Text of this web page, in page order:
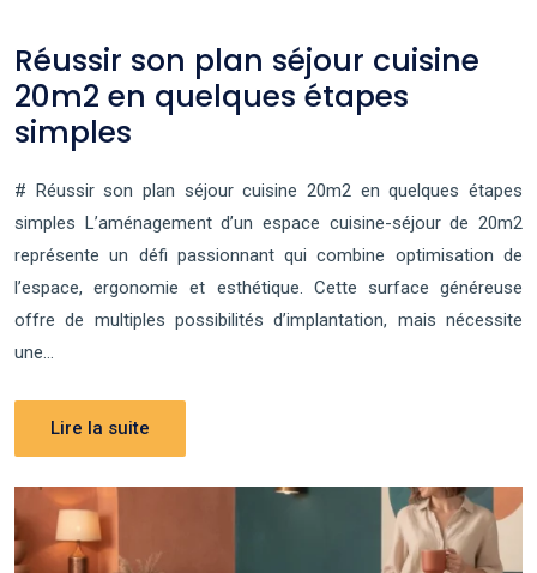
Réussir son plan séjour cuisine
20m2 en quelques étapes
simples
# Réussir son plan séjour cuisine 20m2 en quelques étapes
simples L’aménagement d’un espace cuisine-séjour de 20m2
représente un défi passionnant qui combine optimisation de
l’espace, ergonomie et esthétique. Cette surface généreuse
offre de multiples possibilités d’implantation, mais nécessite
une…
Lire la suite